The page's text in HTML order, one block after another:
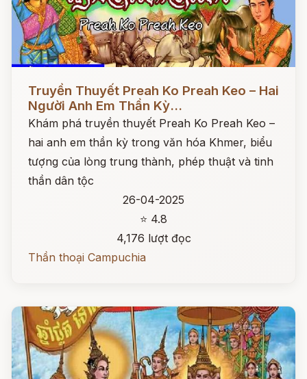
Đọc ngay
Truyền Thuyết Preah Ko Preah Keo – Hai
Người Anh Em Thần Kỳ...
Khám phá truyền thuyết Preah Ko Preah Keo –
hai anh em thần kỳ trong văn hóa Khmer, biểu
tượng của lòng trung thành, phép thuật và tinh
thần dân tộc
26-04-2025
⭐ 4.8
4,176 lượt đọc
Thần thoại Campuchia